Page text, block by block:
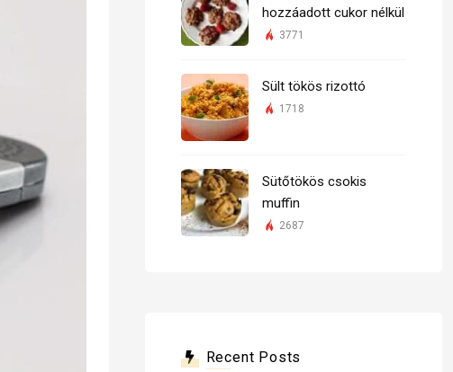
hozzáadott cukor nélkül
3771
Sült tökös rizottó
1718
Sütőtökös csokis
muffin
2687
Recent Posts